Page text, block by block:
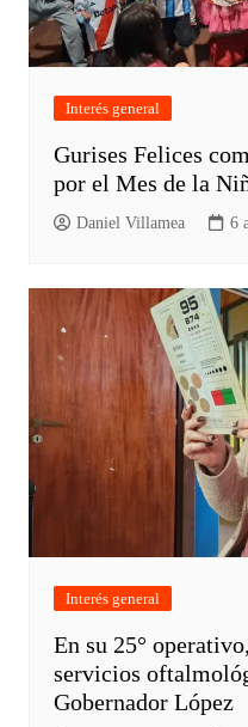
Interés general
Gurises Felices
por el Mes de la
Daniel Villamea 6
Interés general
En su 25°
servicios
Gobernador López